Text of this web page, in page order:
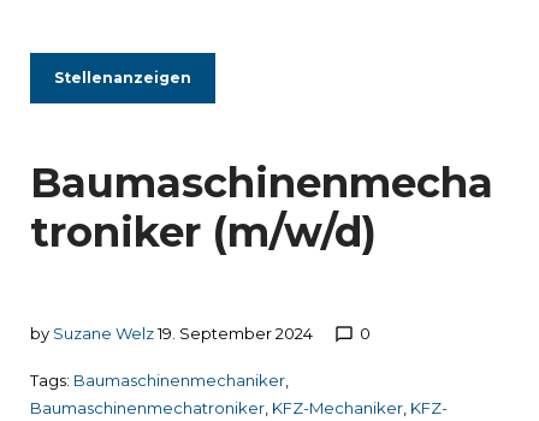
Stellenanzeigen
Baumaschinenmecha
troniker (m/w/d)
by Suzane Welz19. September 2024 chat_bubble_outline 0
Tags: Baumaschinenmechaniker
Baumaschinenmechatroniker KFZ-Mechaniker KFZ-